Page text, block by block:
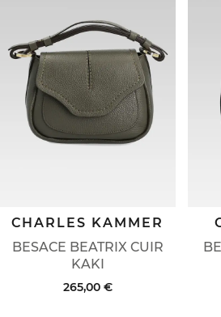
BESACE BEATRIX CUIR
KAKI
CHARLES KAMMER
265,00 €